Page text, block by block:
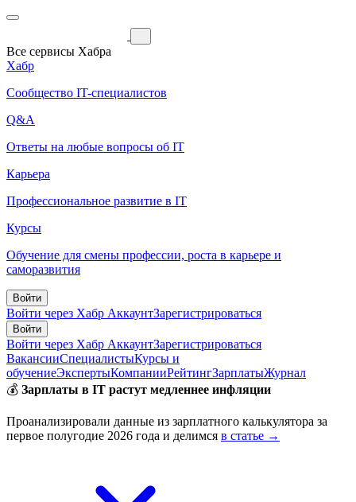
Все сервисы Хабра
Хабр
Сообщество IT-специалистов
Q&A
Ответы на любые вопросы об IT
Карьера
Профессиональное развитие в IT
Курсы
Обучение для смены профессии, роста в карьере и
саморазвития
Войти
Войти через Хабр АккаунтЗарегистрироваться
Войти
Войти через Хабр АккаунтЗарегистрироваться
ВакансииСпециалистыКурсы и
обучениеЭкспертыКомпанииРейтингЗарплатыЖурнал
💰 Зарплаты в IT растут медленнее инфляции
Проанализировали данные из зарплатного калькулятора за
первое полугодие 2026 года и делимся в статье →